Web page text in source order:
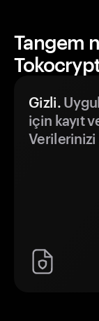
Tangem
Gizli.
için kayıt
Verilerinizi